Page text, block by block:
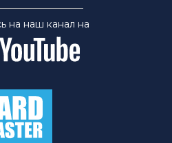
на наш канал на